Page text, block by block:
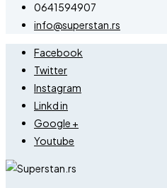
0641594907
info@superstan.rs
Facebook
Twitter
Instagram
Linkd in
Google +
Youtube